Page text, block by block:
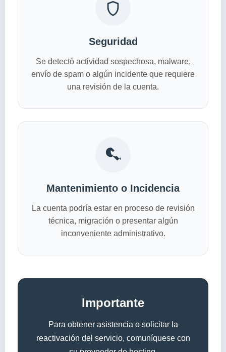
Seguridad
Se detectó actividad sospechosa, malware,
envío de spam o algún incidente que requiere
una revisión de la cuenta.
Mantenimiento o Incidencia
La cuenta podría estar en proceso de revisión
técnica, migración o presentar algún
inconveniente administrativo.
Importante
Para obtener asistencia o solicitar la
reactivación del servicio, comuníquese con